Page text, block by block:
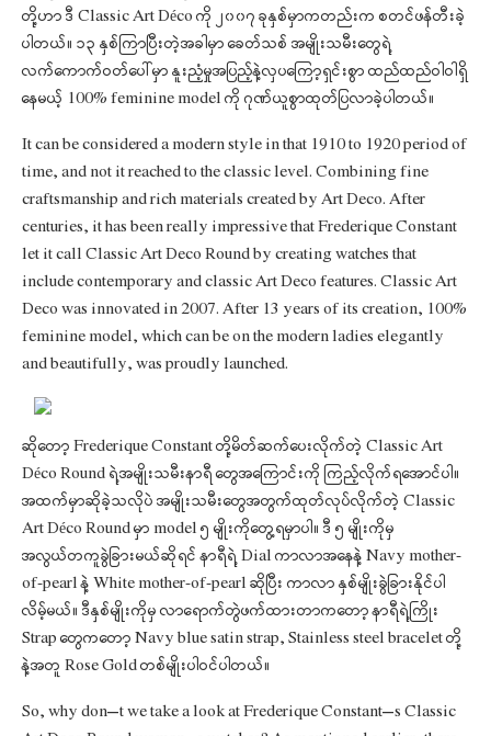
တို့ဟာ ဒီ Classic Art Déco ကို ၂၀၀၇ ခုနှစ်မှာကတည်းက စတင်ဖန်တီးခဲ့
ပါတယ်။ ၁၃ နှစ်ကြာပြီးတဲ့အခါမှာ ခေတ်သစ် အမျိုးသမီးတွေရဲ့
လက်ကောက်ဝတ်ပေါ်မှာ နူးညံ့မှုအပြည့်နဲ့လှပကြော့ရှင်းစွာ ထည်ထည်ဝါဝါရှိ
နေမယ့် 100% feminine model ကို ဂုဏ်ယူစွာထုတ်ပြလာခဲ့ပါတယ်။
It can be considered a modern style in that 1910 to 1920 period of
time, and not it reached to the classic level. Combining fine
craftsmanship and rich materials created by Art Deco. After
centuries, it has been really impressive that Frederique Constant
let it call Classic Art Deco Round by creating watches that
include contemporary and classic Art Deco features. Classic Art
Deco was innovated in 2007. After 13 years of its creation, 100%
feminine model, which can be on the modern ladies elegantly
and beautifully, was proudly launched.
ဆိုတော့ Frederique Constant တို့မိတ်ဆက်ပေးလိုက်တဲ့ Classic Art
Déco Round ရဲ့အမျိုးသမီးနာရီ တွေအကြောင်းကို ကြည့်လိုက်ရအောင်ပါ။
အထက်မှာဆိုခဲ့သလိုပဲ အမျိုးသမီးတွေအတွက်ထုတ်လုပ်လိုက်တဲ့ Classic
Art Déco Round မှာ model ၅ မျိုးကိုတွေ့ရမှာပါ။ ဒီ ၅ မျိုးကိုမှ
အလွယ်တကူခွဲခြားမယ်ဆိုရင် နာရီရဲ့ Dial ကာလာအနေနဲ့ Navy mother-
of-pearl နဲ့ White mother-of-pearl ဆိုပြီး ကာလာ နှစ်မျိုးခွဲခြားနိုင်ပါ
လိမ့်မယ်။ ဒီနှစ်မျိုးကိုမှ လာရောက်တွဲဖက်ထားတာကတော့ နာရီရဲ့ကြိုး
Strap တွေကတော့ Navy blue satin strap, Stainless steel bracelet တို့
နဲ့အတူ Rose Gold တစ်မျိုးပါဝင်ပါတယ်။
So, why don’t we take a look at Frederique Constant’s Classic